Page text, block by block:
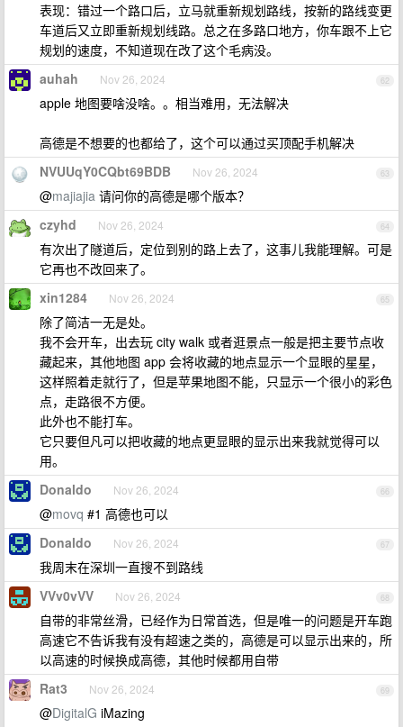
表现：错过一个路口后，立马就重新规划路线，按新的路线变更
车道后又立即重新规划线路。总之在多路口地方，你车跟不上它
规划的速度，不知道现在改了这个毛病没。
62
auhah Nov 26, 2024
apple 地图要啥没啥。。相当难用，无法解决
高德是不想要的也都给了，这个可以通过买顶配手机解决
63
NVUUqY0CQbt69BDB Nov 26, 2024
@majiajia 请问你的高德是哪个版本？
64
czyhd Nov 26, 2024
有次出了隧道后，定位到别的路上去了，这事儿我能理解。可是
它再也不改回来了。
65
xin1284 Nov 26, 2024
除了简洁一无是处。
我不会开车，出去玩 city walk 或者逛景点一般是把主要节点收
藏起来，其他地图 app 会将收藏的地点显示一个显眼的星星，
这样照着走就行了，但是苹果地图不能，只显示一个很小的彩色
点，走路很不方便。
此外也不能打车。
它只要但凡可以把收藏的地点更显眼的显示出来我就觉得可以
用。
66
Donaldo Nov 26, 2024
@movq #1 高德也可以
67
Donaldo Nov 26, 2024
我周末在深圳一直搜不到路线
68
VVv0vVV Nov 26, 2024
自带的非常丝滑，已经作为日常首选，但是唯一的问题是开车跑
高速它不告诉我有没有超速之类的，高德是可以显示出来的，所
以高速的时候换成高德，其他时候都用自带
69
Rat3 Nov 26, 2024
@DigitalG iMazing